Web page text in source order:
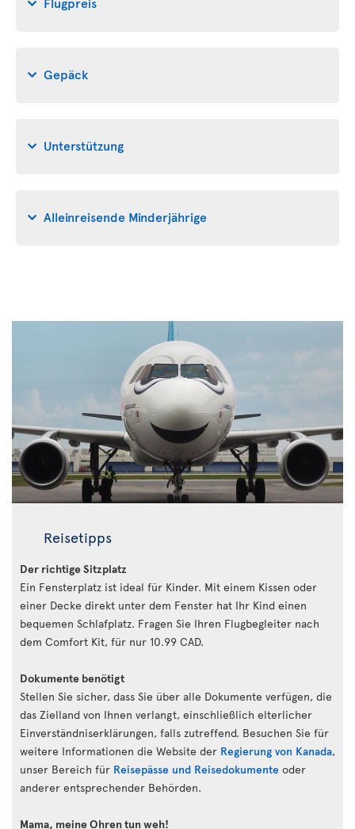
Gepäck
Unterstützung
Alleinreisende Minderjährige
Reisetipps
Der richtige Sitzplatz
Ein Fensterplatz ist ideal für Kinder. Mit einem Kissen oder
einer Decke direkt unter dem Fenster hat Ihr Kind einen
bequemen Schlafplatz. Fragen Sie Ihren Flugbegleiter nach
dem Comfort Kit, für nur 10.99 CAD.
Dokumente benötigt
Stellen Sie sicher, dass Sie über alle Dokumente verfügen, die
das Zielland von Ihnen verlangt, einschließlich elterlicher
Einverständniserklärungen, falls zutreffend. Besuchen Sie für
weitere Informationen die Website der Regierung von Kanada,
unser Bereich für Reisepässe und Reisedokumente oder
anderer entsprechender Behörden.
Mama, meine Ohren tun weh!